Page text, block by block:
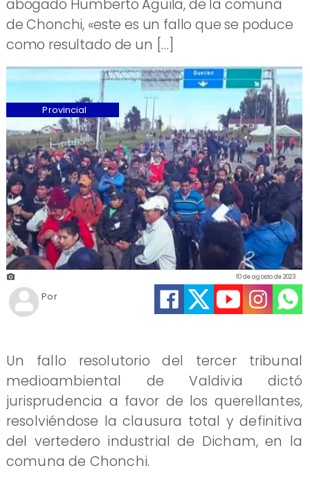
abogado Humberto Aguila, de la comuna
de Chonchi, «este es un fallo que se poduce
como resultado de un […]
10 de agosto de 2023
Provincial
Por
Un fallo resolutorio del tercer tribunal
medioambiental de Valdivia dictó
jurisprudencia a favor de los querellantes,
resolviéndose la clausura total y definitiva
del vertedero industrial de Dicham, en la
comuna de Chonchi.